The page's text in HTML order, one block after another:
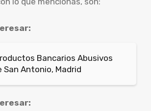
Bancarios Abusivos
San Antonio, Madrid